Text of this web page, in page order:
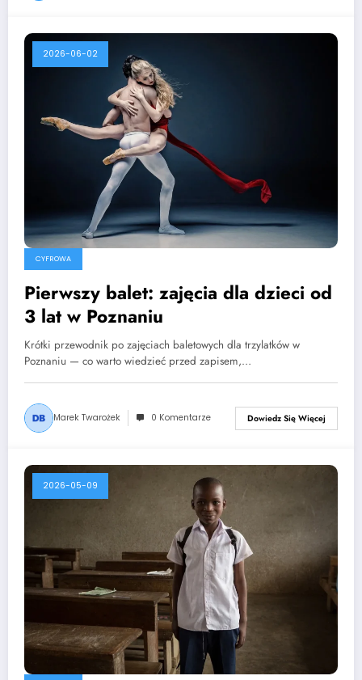
2026-06-02
CYFROWA
Pierwszy balet: zajęcia dla dzieci od
3 lat w Poznaniu
Krótki przewodnik po zajęciach baletowych dla trzylatków w
Poznaniu — co warto wiedzieć przed zapisem,…
Marek Twarożek 0 Komentarze Dowiedz Się Więcej
2026-05-09